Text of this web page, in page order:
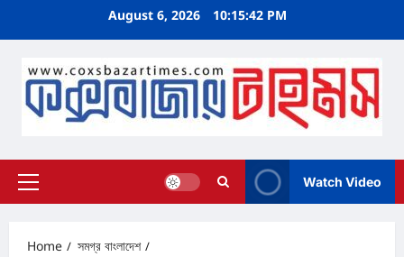
August 6, 2026 10:15:42 PM
Primary
Watch Video
Home
সমগ্র বাংলাদেশ